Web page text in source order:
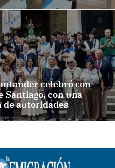
celebró con
Santiago, con una
autoridades